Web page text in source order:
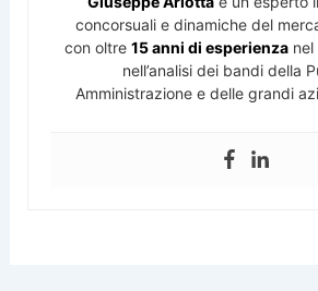
concorsuali e dinamiche del
con oltre 15 anni di esperienza
nell’analisi dei bandi della
Amministrazione e delle grandi